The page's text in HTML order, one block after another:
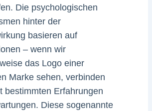
Die psychologischen
hinter der
basieren auf
– wenn wir
das Logo einer
Marke sehen, verbinden
bestimmten Erfahrungen
Diese sogenannte